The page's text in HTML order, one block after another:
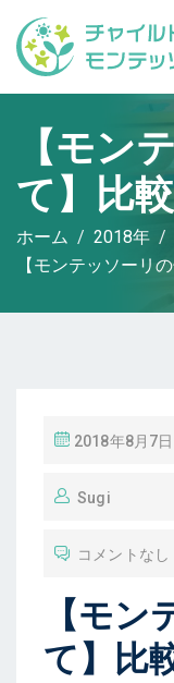
【モン
て】比
ホーム 2018年
【モンテッソーリ
投
2018年8月7日
Sugi
コメントなし
【モ
て】比